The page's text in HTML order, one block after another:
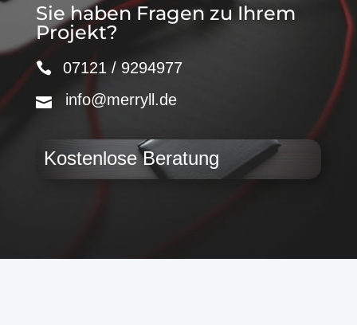
Sie haben Fragen zu Ihrem
Projekt?
07121 / 9294977
info@merryll.de
Kostenlose Beratung